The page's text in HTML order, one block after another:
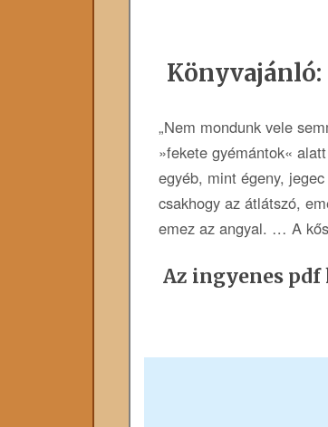
Könyvajánló:
„Nem mondunk vele
»fekete gyémántok«
egyéb, mint égeny,
csakhogy az átlátszó,
emez az angyal. … A
Az ingyenes